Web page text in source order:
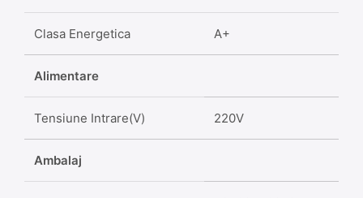
Clasa Energetica A+
Alimentare
Tensiune Intrare(V) 220V
Ambalaj